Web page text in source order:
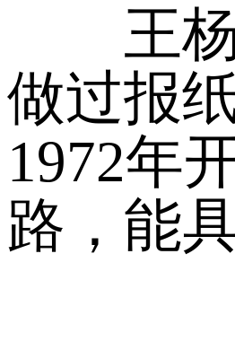
王
做过报
1972年
路，能